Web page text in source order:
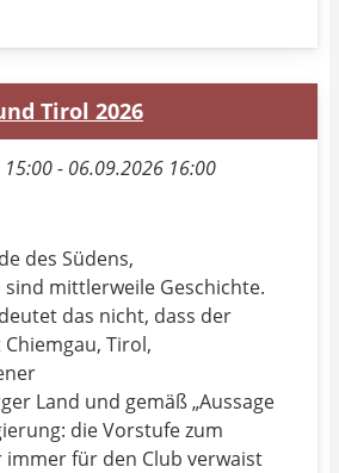
Tirol 2026
15:00- 06.09.2026 16:00
des Südens,
sind mittlerweile Geschichte.
das nicht, dass der
Tirol,
Land und gemäß „Aussage
die Vorstufe zum
immer für den Club verwaist